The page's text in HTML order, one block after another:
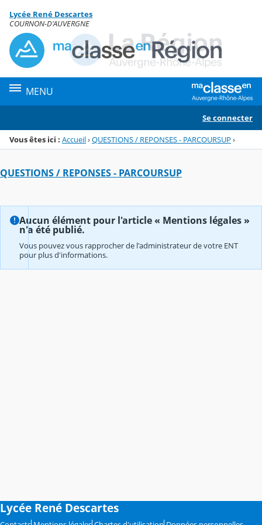
Menu de la rubrique
Contenu
Lycée René Descartes
COURNON-D'AUVERGNE
MENU
Se connecter
Vous êtes ici : Accueil›QUESTIONS / REPONSES - PARCOURSUP ›
QUESTIONS / REPONSES - PARCOURSUP
Aucun élément pour l'article « Mentions légales »
n'a été publié.
Vous pouvez vous rapprocher de l'administrateur de votre ENT
pour plus d'informations.
Lycée René Descartes